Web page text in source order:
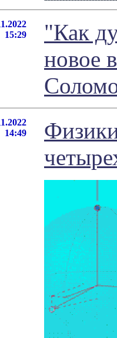
15:29
"Как
новое
14:49